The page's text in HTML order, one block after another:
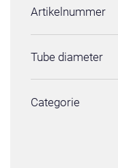
Artikelnummer
Tube diameter
Categorie